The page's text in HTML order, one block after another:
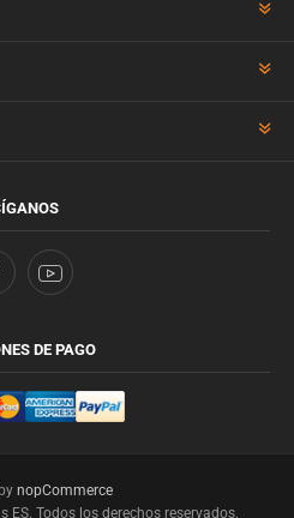
DE PAGO
nopCommerce
ES. Todos los derechos reservados.